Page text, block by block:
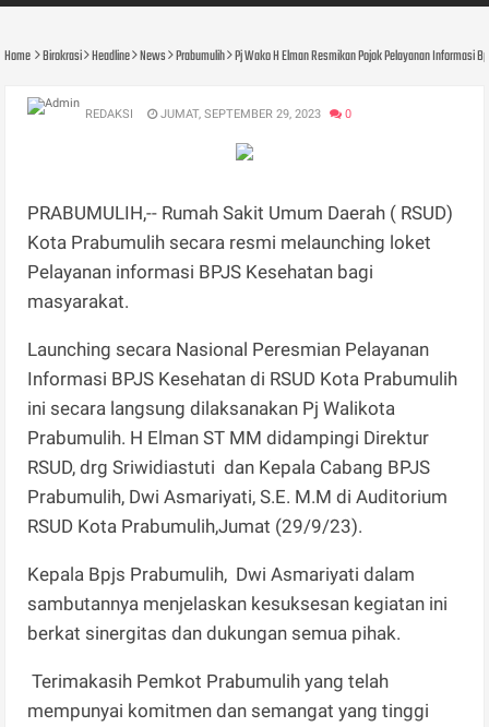
Home Birokrasi Headline News Prabumulih Pj Wako H Elman Resmikan Pojok Pelayanan Informasi
REDAKSI JUMAT, SEPTEMBER 29, 2023 0
PRABUMULIH,-- Rumah Sakit Umum Daerah ( RSUD)
Kota Prabumulih secara resmi melaunching loket
Pelayanan informasi BPJS Kesehatan bagi
masyarakat.
Launching secara Nasional Peresmian Pelayanan
Informasi BPJS Kesehatan di RSUD Kota Prabumulih
ini secara langsung dilaksanakan Pj Walikota
Prabumulih. H Elman ST MM didampingi Direktur
RSUD, drg Sriwidiastuti dan Kepala Cabang BPJS
Prabumulih, Dwi Asmariyati, S.E. M.M di Auditorium
RSUD Kota Prabumulih,Jumat (29/9/23).
Kepala Bpjs Prabumulih, Dwi Asmariyati dalam
sambutannya menjelaskan kesuksesan kegiatan ini
berkat sinergitas dan dukungan semua pihak.
Terimakasih Pemkot Prabumulih yang telah
mempunyai komitmen dan semangat yang tinggi